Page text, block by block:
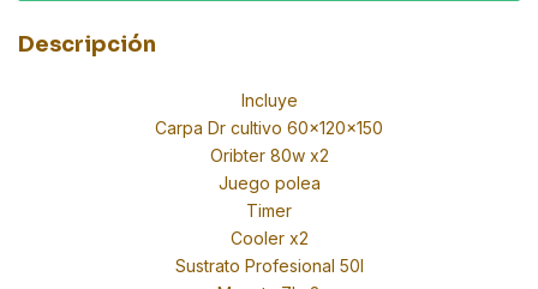
Descripción
Incluye
Carpa Dr cultivo 60x120x150
Oribter 80w x2
Juego polea
Timer
Cooler x2
Sustrato Profesional 50l